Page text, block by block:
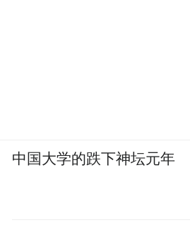
中国大学的跌下神坛元年